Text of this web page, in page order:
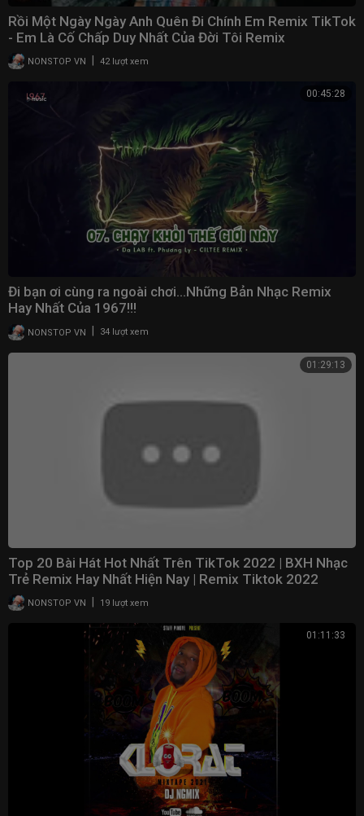
Rồi Một Ngày Ngày Anh Quên Đi Chính Em Remix TikTok
- Em Là Cố Chấp Duy Nhất Của Đời Tôi Remix
NONSTOP VN 42 lượt xem
00:45:28
Đi bạn ơi cùng ra ngoài chơi…Những Bản Nhạc Remix
Hay Nhất Của 1967!!!
NONSTOP VN 34 lượt xem
01:29:13
Top 20 Bài Hát Hot Nhất Trên TikTok 2022 | BXH Nhạc
Trẻ Remix Hay Nhất Hiện Nay | Remix Tiktok 2022
NONSTOP VN 19 lượt xem
01:11:33